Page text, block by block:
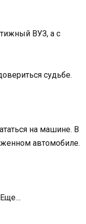
ВУЗ, а с
судьбе.
на машине. В
автомобиле.